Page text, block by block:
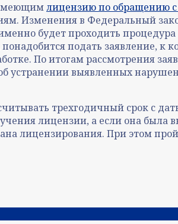
лицензию по обращению
Изменения в Федеральный
будет проходить
подать заявление, к
По итогам рассмотрения
устранении выявленных
трехгодичный срок с
лицензии, а если она была
лицензирования. При этом